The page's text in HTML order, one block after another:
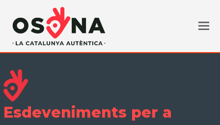
Esdeveniments per a